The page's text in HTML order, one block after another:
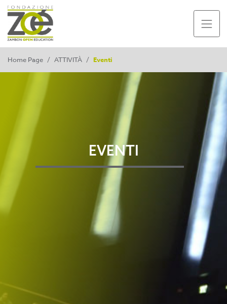
Home Page / ATTIVITÀ / Eventi
EVENTI